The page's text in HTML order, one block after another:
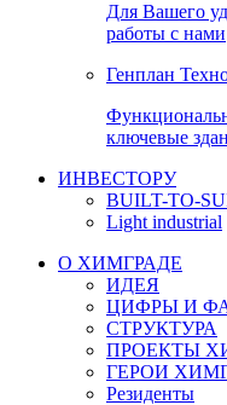
Для Вашего
работы с нами
Генплан
ключевые
ИНВЕСТОРУ
BUILT-TO-
Light industrial
О ХИМГРАДЕ
ИДЕЯ
ЦИФРЫ И
СТРУКТУРА
ПРОЕКТЫ
ГЕРОИ
Резиденты